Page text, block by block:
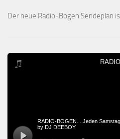
Der neue Radio-Bogen Sendeplan